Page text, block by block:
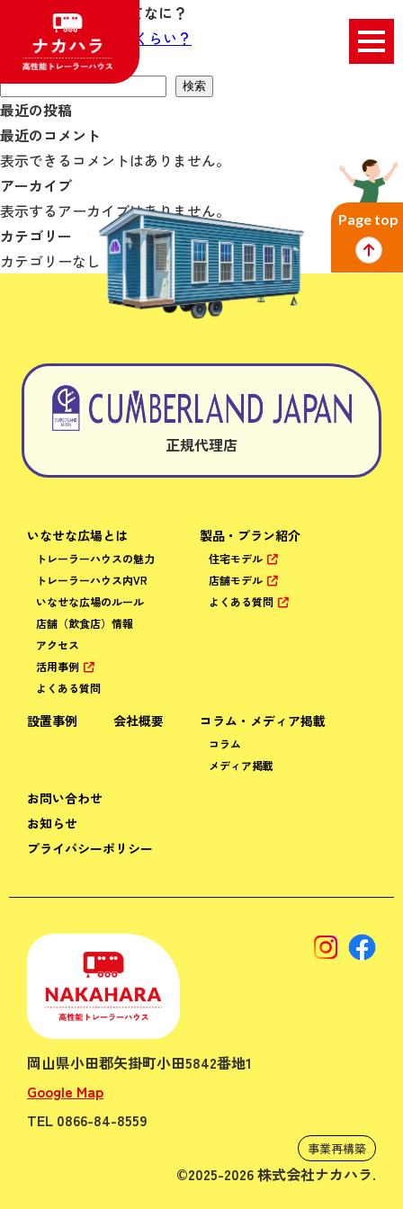
トレーラーハウスってなに？
ナ
ビ
ゲ
ー
シ
ョ
ン
Previous:費用はどれくらい？
検索
検索
最近の投稿
最近のコメント
表示できるコメントはありません。
アーカイブ
表示するアーカイブはありません。
カテゴリー
カテゴリーなし
正規代理店
いなせな広場とは
トレーラーハウスの魅力
トレーラーハウス内VR
いなせな広場のルール
店舗（飲食店）情報
アクセス
活用事例
よくある質問
製品・プラン紹介
住宅モデル
店舗モデル
よくある質問
設置事例 会社概要 コラム・メディア掲載
コラム
メディア掲載
お問い合わせ
お知らせ
プライバシーポリシー
岡山県小田郡矢掛町小田5842番地1
Google Map
TEL 0866-84-8559
事業再構築
©2025-2026 株式会社ナカハラ.
Page top